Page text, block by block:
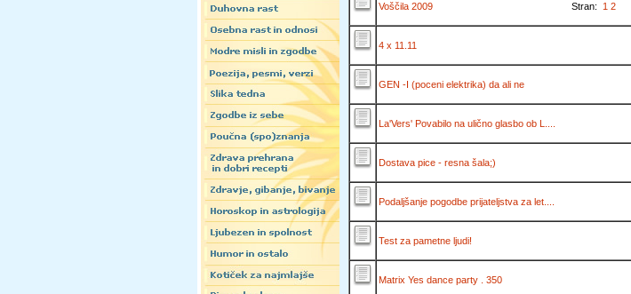
Voščila 2009 Stran: 1 2
4 x 11.11
GEN -I (poceni elektrika) da ali ne
La'Vers' Povabilo na ulično glasbo ob L....
Dostava pice - resna šala;)
Podaljšanje pogodbe prijateljstva za let....
Test za pametne ljudi!
Matrix Yes dance party . 350